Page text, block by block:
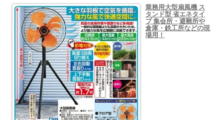
業務用大型扇風機 ス
タンド型 省エネタイ
プ 集会所・避難所や
倉庫・鉄工所などの現
場用！